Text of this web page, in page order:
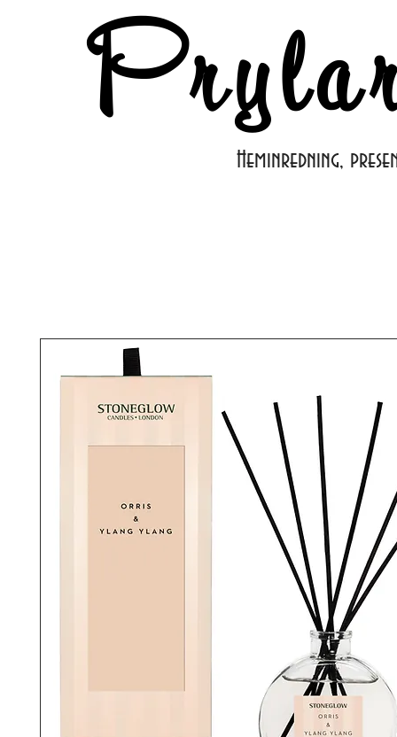
Heminredning,